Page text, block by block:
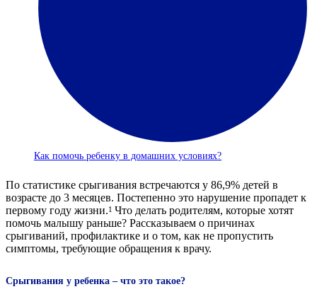
Как помочь ребенку в домашних условиях?
По статистике срыгивания встречаются у 86,9% детей в
возрасте до 3 месяцев. Постепенно это нарушение пропадет к
первому году жизни.1 Что делать родителям, которые хотят
помочь малышу раньше? Рассказываем о причинах
срыгиваний, профилактике и о том, как не пропустить
симптомы, требующие обращения к врачу.
Срыгивания у ребенка – что это такое?